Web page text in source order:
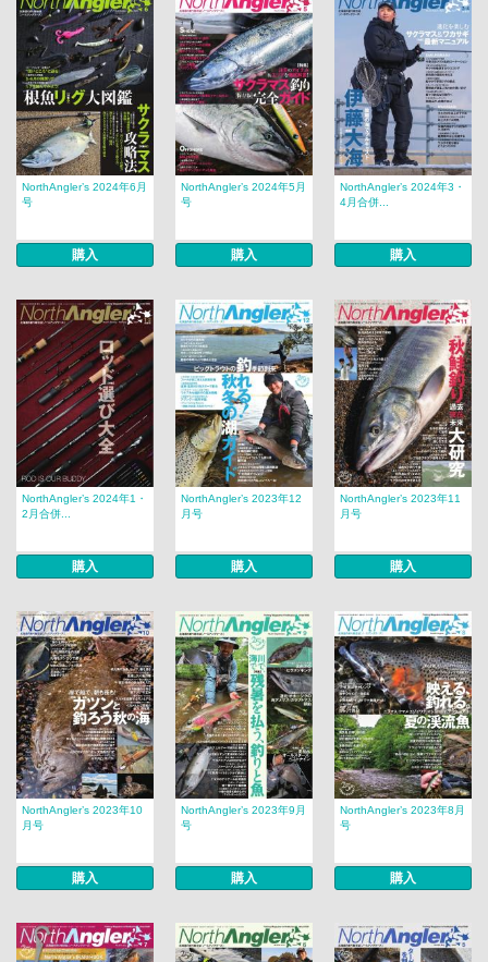
NorthAngler’s 2024年6月
号
購入
NorthAngler’s 2024年5月
号
購入
NorthAngler’s 2024年3・
4月合併...
購入
NorthAngler’s 2024年1・
2月合併...
購入
NorthAngler’s 2023年12
月号
購入
NorthAngler’s 2023年11
月号
購入
NorthAngler’s 2023年10
月号
購入
NorthAngler’s 2023年9月
号
購入
NorthAngler’s 2023年8月
号
購入